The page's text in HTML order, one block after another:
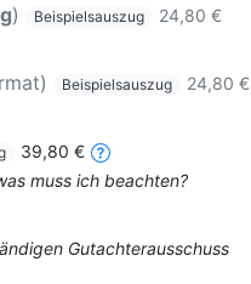
) Beispielsauszug
24,80 €
Beispielsauszug
24,80 €
39,80 €
muss ich beachten?
Gutachterausschuss